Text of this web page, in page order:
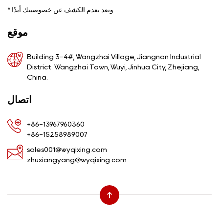
*
موقع
Building 3-4#, Wangzhai Village, Jiangnan Industrial
District. Wangzhai Town, Wuyi, Jinhua City, Zhejiang,
China.
اتصال
+86-13967960360
+86-15258989007
sales001@wyqixing.com
zhuxiangyang@wyqixing.com